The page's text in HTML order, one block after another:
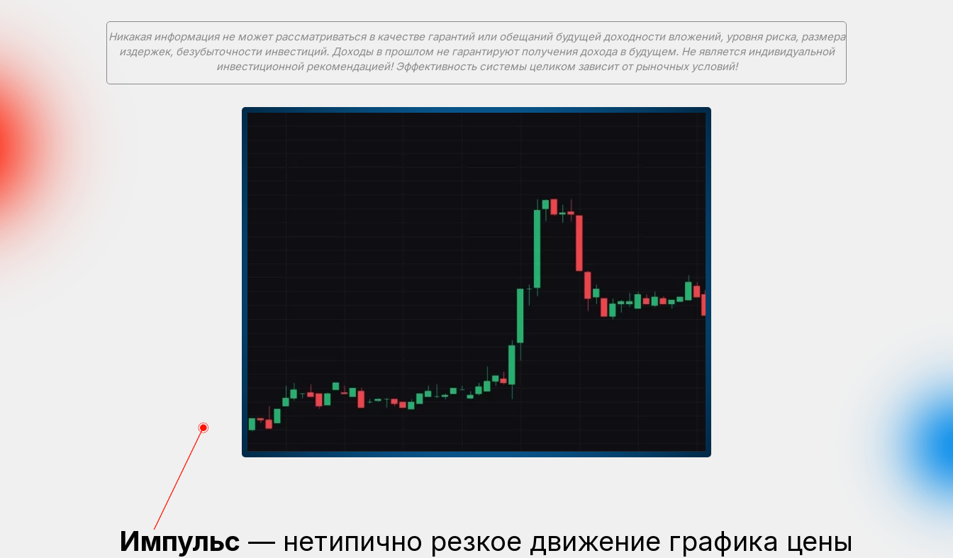
Никакая информация не может рассматриваться в качестве гарантий или обещаний будущей доходности вложений, уровня риска, размера
издержек, безубыточности инвестиций. Доходы в прошлом не гарантируют получения дохода в будущем. Не является индивидуальной
инвестиционной рекомендацией! Эффективность системы целиком зависит от рыночных условий!
Импульс — нетипично резкое движение графика цены